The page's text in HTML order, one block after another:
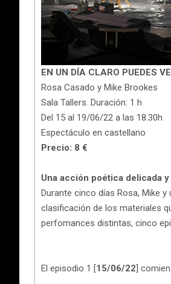
EN UN DÍA CLARO PUEDES
Rosa Casado y Mike Brookes
Sala Tallers. Duración: 1 h
Del 15 al 19/06/22 a las 18.30h
Espectáculo en castellano
Precio: 8 €
Una acción poética delicada
Durante cinco días Rosa, Mike
clasificación de los materiales
perfomances distintas, cinco
El episodio 1 [15/06/22]